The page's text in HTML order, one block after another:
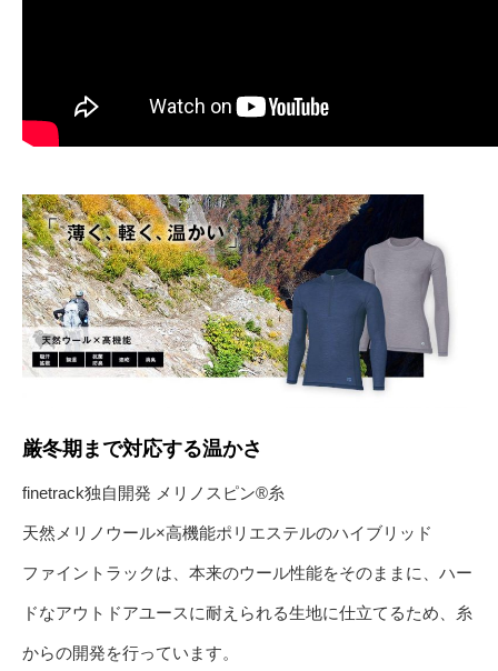
厳冬期まで対応する温かさ
finetrack独自開発 メリノスピン®糸
天然メリノウール×高機能ポリエステルのハイブリッド
ファイントラックは、本来のウール性能をそのままに、ハー
ドなアウトドアユースに耐えられる生地に仕立てるため、糸
からの開発を行っています。